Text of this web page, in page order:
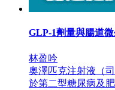
GLP-1劑量與腸道
林盈吟
奧澤匹克注射液（
於第二型糖尿病及